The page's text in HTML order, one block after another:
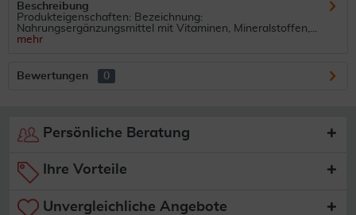
Beschreibung
Produkteigenschaften: Bezeichnung:
Nahrungsergänzungsmittel mit Vitaminen, Mineralstoffen,...
mehr
Bewertungen 0
Persönliche Beratung
Ihre Vorteile
Unvergleichliche Angebote